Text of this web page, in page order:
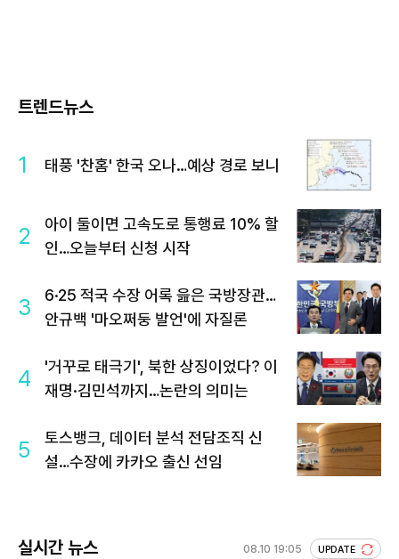
트렌드뉴스
1 태풍 '찬홈' 한국 오나…예상 경로 보니
2
아이 둘이면 고속도로 통행료 10% 할
인…오늘부터 신청 시작
3
6·25 적국 수장 어록 읊은 국방장관…
안규백 '마오쩌둥 발언'에 자질론
4
'거꾸로 태극기', 북한 상징이었다? 이
재명·김민석까지…논란의 의미는
5
토스뱅크, 데이터 분석 전담조직 신
설…수장에 카카오 출신 선임
실시간 뉴스 08.10 19:05 UPDATE